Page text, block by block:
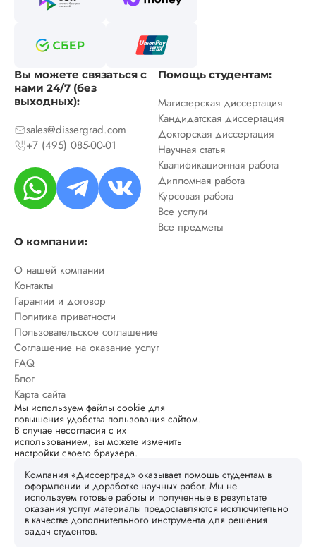
Вы можете связаться с
нами 24/7 (без
выходных):
sales@dissergrad.com
+7 (495) 085-00-01
Помощь студентам:
Магистерская диссертация
Кандидатская диссертация
Докторская диссертация
Научная статья
Квалификационная работа
Дипломная работа
Курсовая работа
Все услуги
Все предметы
О компании:
О нашей компании
Контакты
Гарантии и договор
Политика приватности
Пользовательское соглашение
Соглашение на оказание услуг
FAQ
Блог
Карта сайта
Мы используем файлы cookie для
повышения удобства пользования сайтом.
В случае несогласия с их
использованием, вы можете изменить
настройки своего браузера.
Компания «Диссерград» оказывает помощь студентам в
оформлении и доработке научных работ. Мы не
используем готовые работы и полученные в результате
оказания услуг материалы предоставляются исключительно
в качестве дополнительного инструмента для решения
задач студентов.